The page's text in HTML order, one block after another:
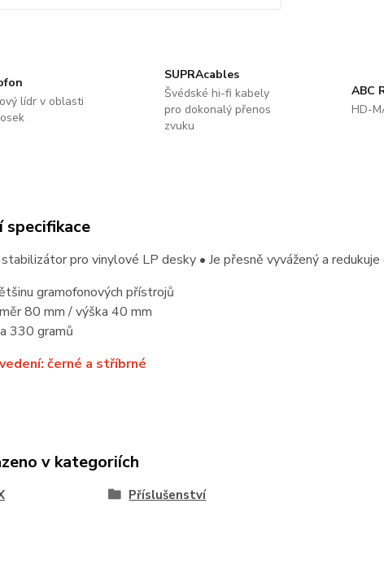
lídr v oblasti
SUPRAcables
Švédské hi-fi kabely
pro dokonalý přenos
zvuku
ABC
HD-
specifikace
pro vinylové LP desky • Je přesně vyvážený a redukuje
gramofonových přístrojů
80 mm / výška 40 mm
330 gramů
černé a stříbrné
v kategoriích
Příslušenství